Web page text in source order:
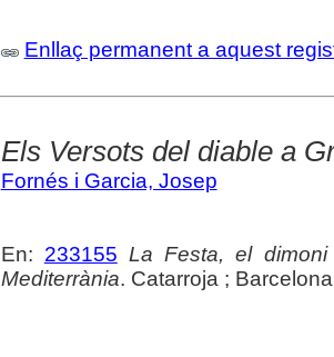
Enllaç permanent a aquest
Els Versots del diable a
Fornés i Garcia, Josep
En: 233155 La Festa, el
Mediterrània. Catarroja ;